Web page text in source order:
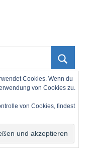
ThemeZee.
Cookies. Wenn du
von Cookies zu.
von Cookies, findest